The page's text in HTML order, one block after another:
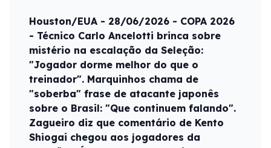
Houston/EUA - 28/06/2026 - COPA 2026
- Técnico Carlo Ancelotti brinca sobre
mistério na escalação da Seleção:
"Jogador dorme melhor do que o
treinador". Marquinhos chama de
"soberba" frase de atacante japonês
sobre o Brasil: "Que continuem falando".
Zagueiro diz que comentário de Kento
Shiogai chegou aos jogadores da